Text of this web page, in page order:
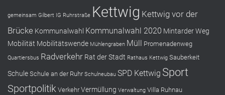
gemeinsam Gilbert IG Ruhrstraße Kettwig Kettwig vor der
Brücke Kommunalwahl Kommunalwahl 2020 Mintarder Weg
Mobilität Mobilitätswende Mühlengraben Müll Promenadenweg
Quartiersbus Radverkehr Rat der Stadt Rathaus Kettwig Sauberkeit
Schule Schule an der Ruhr Schulneubau SPD Kettwig Sport
Sportpolitik Verkehr Vermüllung Verwaltung Villa Ruhnau